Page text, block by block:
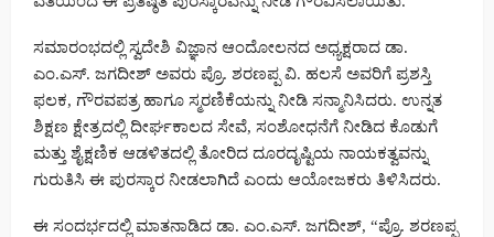
ಸಮಾರಂಭದಲ್ಲಿ ಸ್ವದೇಶಿ ವಿಜ್ಞಾನ ಆಂದೋಲನದ ಅಧ್ಯಕ್ಷರಾದ ಡಾ.
ಎಂ.ಎಸ್. ಜಗದೀಶ್ ಅವರು ಪ್ರೊ. ಶರಣಪ್ಪ ವಿ. ಹಲಸೆ ಅವರಿಗೆ ಪ್ರಶಸ್ತಿ
ಫಲಕ, ಗೌರವಪತ್ರ ಹಾಗೂ ಸ್ಮರಣಿಕೆಯನ್ನು ನೀಡಿ ಸನ್ಮಾನಿಸಿದರು. ಉನ್ನತ
ಶಿಕ್ಷಣ ಕ್ಷೇತ್ರದಲ್ಲಿ ದೀರ್ಘಕಾಲದ ಸೇವೆ, ಸಂಶೋಧನೆಗೆ ನೀಡಿದ ಕೊಡುಗೆ
ಮತ್ತು ಶೈಕ್ಷಣಿಕ ಆಡಳಿತದಲ್ಲಿ ತೋರಿದ ದೂರದೃಷ್ಟಿಯ ನಾಯಕತ್ವವನ್ನು
ಗುರುತಿಸಿ ಈ ಪುರಸ್ಕಾರ ನೀಡಲಾಗಿದೆ ಎಂದು ಆಯೋಜಕರು ತಿಳಿಸಿದರು.
ಈ ಸಂದರ್ಭದಲ್ಲಿ ಮಾತನಾಡಿದ ಡಾ. ಎಂ.ಎಸ್. ಜಗದೀಶ್, “ಪ್ರೊ. ಶರಣಪ್ಪ